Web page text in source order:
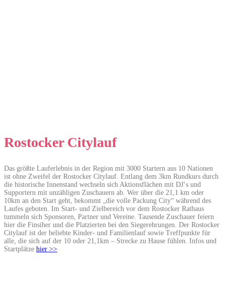
Rostocker Citylauf
Das größte Lauferlebnis in der Region mit 3000 Startern aus 10 Nationen
ist ohne Zweifel der Rostocker Citylauf. Entlang dem 3km Rundkurs durch
die historische Innenstand wechseln sich Aktionsflächen mit DJ‘s und
Supportern mit unzähligen Zuschauern ab. Wer über die 21,1 km oder
10km an den Start geht, bekommt „die volle Packung City“ während des
Laufes geboten. Im Start- und Zielbereich vor dem Rostocker Rathaus
tummeln sich Sponsoren, Partner und Vereine. Tausende Zuschauer feiern
hier die Finsiher und die Platzierten bei den Siegerehrungen. Der Rostocker
Citylauf ist der beliebte Kinder- und Familienlauf sowie Treffpunkte für
alle, die sich auf der 10 oder 21,1km – Strecke zu Hause fühlen. Infos und
Startplätze hier >>